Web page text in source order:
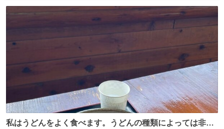
私はうどんをよく食べます。うどんの種類によっては非常